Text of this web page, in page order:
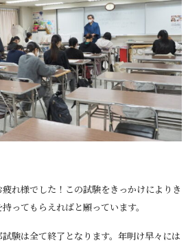
れ様でした！この試験をきっかけによりき
ってもらえればと願っています。
験は全て終了となります。年明け早々には